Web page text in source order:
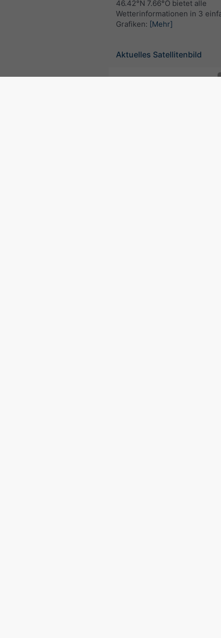
46.42°N 7.66°O bietet alle
Wetterinformationen in 3
Grafiken: [Mehr]
Aktuelles Satellitenbild